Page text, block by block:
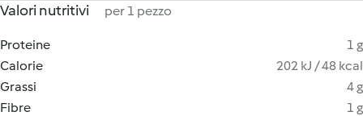
Valori nutritivi per 1 pezzo
Proteine
1 g
Calorie
202 kJ / 48 kcal
Grassi
4 g
Fibre
1 g